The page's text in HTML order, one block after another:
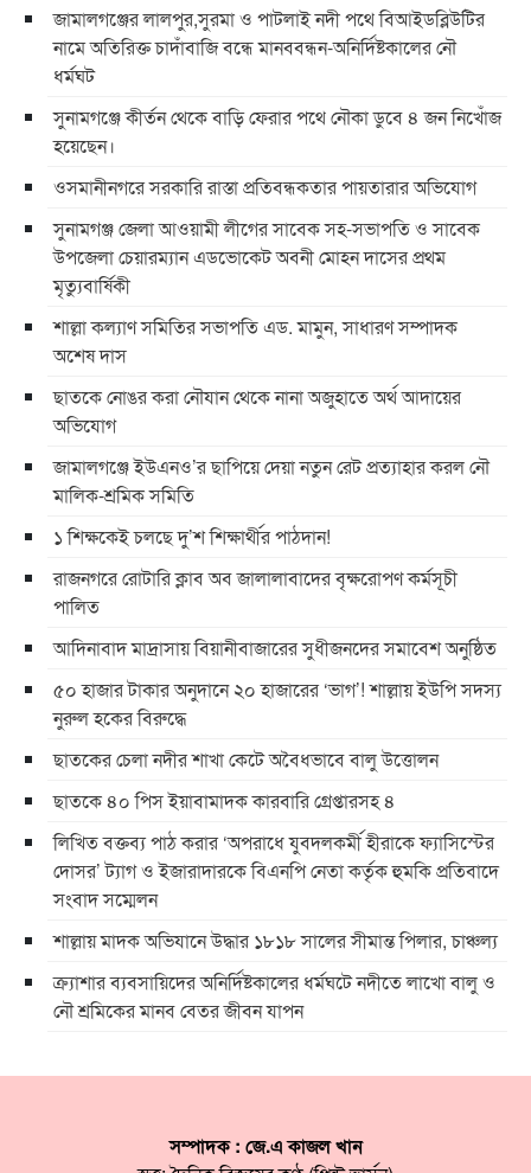
জামালগঞ্জের লালপুর,সুরমা ও পাটলাই নদী পথে বিআইডব্লিউটির
নামে অতিরিক্ত চাদাঁবাজি বন্ধে মানববন্ধন-অনির্দিষ্টকালের নৌ
ধর্মঘট
সুনামগঞ্জে কীর্তন থেকে বাড়ি ফেরার পথে নৌকা ডুবে ৪ জন নিখোঁজ
হয়েছেন।
ওসমানীনগরে সরকারি রাস্তা প্রতিবন্ধকতার পায়তারার অভিযোগ
সুনামগঞ্জ জেলা আওয়ামী লীগের সাবেক সহ-সভাপতি ও সাবেক
উপজেলা চেয়ারম্যান এডভোকেট অবনী মোহন দাসের প্রথম
মৃত্যুবার্ষিকী
শাল্লা কল্যাণ সমিতির সভাপতি এড. মামুন, সাধারণ সম্পাদক
অশেষ দাস
ছাতকে নোঙর করা নৌযান থেকে নানা অজুহাতে অর্থ আদায়ের
অভিযোগ
জামালগঞ্জে ইউএনও’র ছাপিয়ে দেয়া নতুন রেট প্রত্যাহার করল নৌ
মালিক-শ্রমিক সমিতি
১ শিক্ষকেই চলছে দু’শ শিক্ষার্থীর পাঠদান!
রাজনগরে রোটারি ক্লাব অব জালালাবাদের বৃক্ষরোপণ কর্মসূচী
পালিত
আদিনাবাদ মাদ্রাসায় বিয়ানীবাজারের সুধীজনদের সমাবেশ অনুষ্ঠিত
৫০ হাজার টাকার অনুদানে ২০ হাজারের ‘ভাগ’! শাল্লায় ইউপি সদস্য
নুরুল হকের বিরুদ্ধে
ছাতকের চেলা নদীর শাখা কেটে অবৈধভাবে বালু উত্তোলন
ছাতকে ৪০ পিস ইয়াবামাদক কারবারি গ্রেপ্তারসহ ৪
লিখিত বক্তব্য পাঠ করার ‘অপরাধে যুবদলকর্মী হীরাকে ফ্যাসিস্টের
দোসর’ ট্যাগ ও ইজারাদারকে বিএনপি নেতা কর্তৃক হুমকি প্রতিবাদে
সংবাদ সম্মেলন
শাল্লায় মাদক অভিযানে উদ্ধার ১৮১৮ সালের সীমান্ত পিলার, চাঞ্চল্য
ক্র্যাশার ব্যবসায়িদের অনির্দিষ্টকালের ধর্মঘটে নদীতে লাখো বালু ও
নৌ শ্রমিকের মানব বেতর জীবন যাপন
সম্পাদক : জে.এ কাজল খান